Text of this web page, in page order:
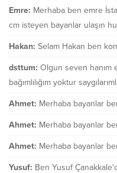
Emre: Merhaba ben emre
cm isteyen bayanlar ulaşın
Hakan: Selam Hakan ben
dsttum: Olgun seven hanım
bağımlılığım yoktur
Ahmet: Merhaba bayanlar
Ahmet: Merhaba bayanlar
Ahmet: Merhaba bayanlar
Yusuf: Ben Yusuf